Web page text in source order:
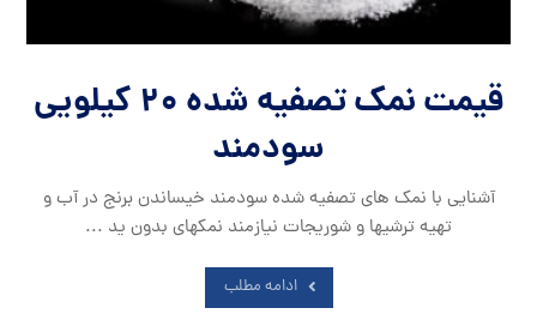
قیمت نمک تصفیه شده 20 کیلویی
سودمند
آشنایی با نمک های تصفیه شده سودمند خیساندن برنج در آب و
تهیه ترشیها و شوریجات نیازمند نمکهای بدون ید ...
ادامه مطلب